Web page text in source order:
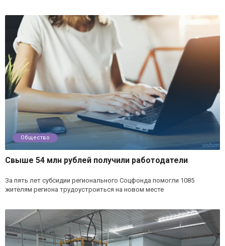
Общество
Свыше 54 млн рублей получили работодатели
За пять лет субсидии регионального Соцфонда помогли 1085
жителям региона трудоустроиться на новом месте